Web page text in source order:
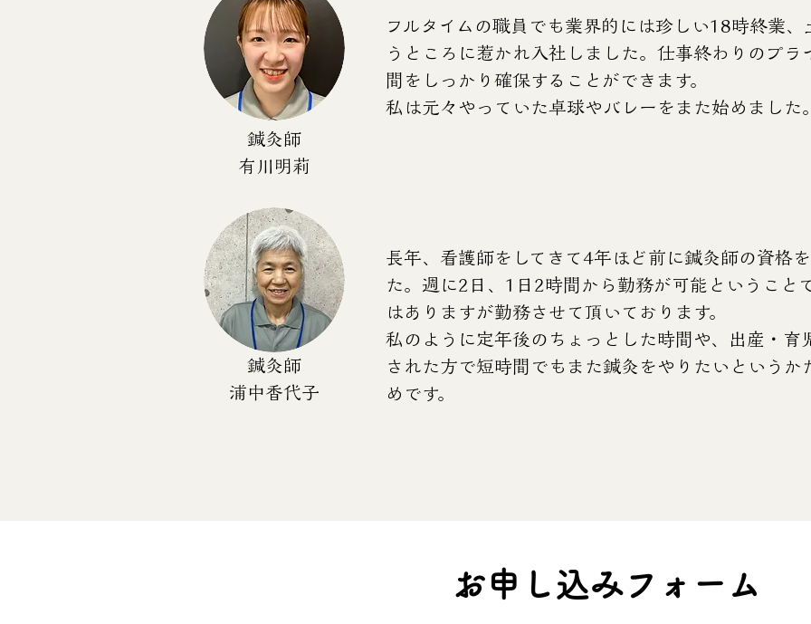
フルタイムの職員でも業界的には珍しい18時終業、
うところに惹かれ入社しました。仕事終わりのプラ
間をしっかり確保することができます。
私は元々やっていた卓球やバレーをまた始めました
鍼灸師
​有川明莉
鍼灸師
​浦中香代子
長年、看護師をしてきて4年ほど前に鍼灸師の資格
た。週に2日、1日2時間から勤務が可能ということ
はありますが勤務させて頂いております。
私のように定年後のちょっとした時間や、出産・育
された方で短時間でもまた鍼灸をやりたいというか
めです。
​お申し込みフォーム